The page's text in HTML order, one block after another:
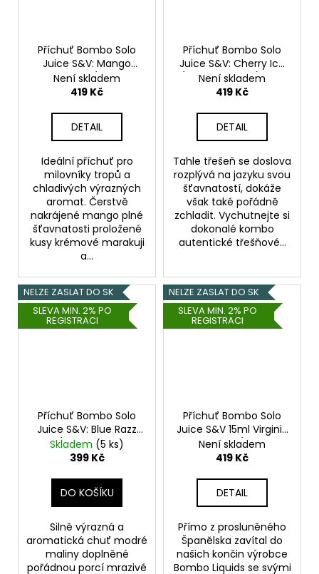
Příchuť Bombo Solo
Juice S&V: Mango
Passion Ice (Mango s
marakujou na ledu)
Není skladem
419 Kč
DETAIL
Ideální příchuť pro
milovníky tropů a
chladivých výrazných
aromat. Čerstvě
nakrájené mango plné
šťavnatosti proložené
kusy krémové marakuji
a...
Příchuť Bombo Solo
Juice S&V: Cherry Ice
(Ledová třešeň) 15ml
Není skladem
419 Kč
DETAIL
Tahle třešeň se doslova
rozplývá na jazyku svou
šťavnatostí, dokáže
však také pořádně
zchladit. Vychutnejte si
dokonalé kombo
autentické třešňové...
NELZE ZASLAT DO SK
SLEVA MIN. 2% PO
REGISTRACI
Příchuť Bombo Solo
Juice S&V: Blue Razz
Ice (Ledová modrá
malina) 15ml
Skladem (5 ks)
399 Kč
DO KOŠÍKU
Silně výrazná a
aromatická chuť modré
maliny doplněné
pořádnou porcí mrazivé
NELZE ZASLAT DO SK
SLEVA MIN. 2% PO
REGISTRACI
Příchuť Bombo Solo
Juice S&V 15ml Virginia
Tobacco (Tabák
Virginia)
Není skladem
419 Kč
DETAIL
Přímo z prosluněného
Španělska zavítal do
našich končin výrobce
Bombo Liquids se svými